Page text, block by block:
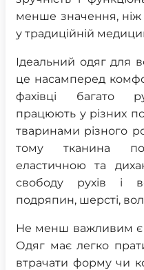
менше значення, ніж
у традиційній
Ідеальний одяг для
це насамперед
фахівці багато
працюють у різних
тваринами різного
тому тканина
еластичною та
свободу рухів і
подряпин, шерсті,
Не менш важливим є
Одяг має легко
втрачати форму чи